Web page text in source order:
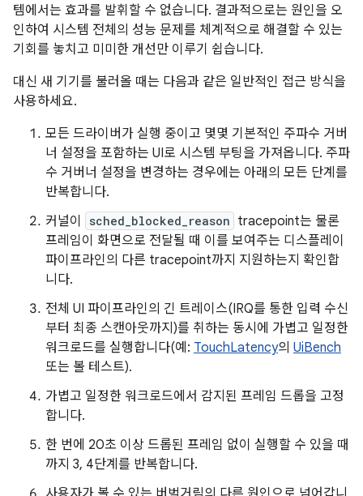
템에서는 효과를 발휘할 수 없습니다. 결과적으로는 원인을 오
인하여 시스템 전체의 성능 문제를 체계적으로 해결할 수 있는
기회를 놓치고 미미한 개선만 이루기 쉽습니다.
대신 새 기기를 불러올 때는 다음과 같은 일반적인 접근 방식을
사용하세요.
모든 드라이버가 실행 중이고 몇몇 기본적인 주파수 거버
너 설정을 포함하는 UI로 시스템 부팅을 가져옵니다. 주파
수 거버너 설정을 변경하는 경우에는 아래의 모든 단계를
반복합니다.
커널이
sched_blocked_reason tracepoint는 물론
프레임이 화면으로 전달될 때 이를 보여주는 디스플레이
파이프라인의 다른 tracepoint까지 지원하는지 확인합
니다.
전체 UI 파이프라인의 긴 트레이스(IRQ를 통한 입력 수신
부터 최종 스캔아웃까지)를 취하는 동시에 가볍고 일정한
워크로드를 실행합니다(예: TouchLatency의 UiBench
또는 볼 테스트).
가볍고 일정한 워크로드에서 감지된 프레임 드롭을 고정
합니다.
한 번에 20초 이상 드롭된 프레임 없이 실행할 수 있을 때
까지 3, 4단계를 반복합니다.